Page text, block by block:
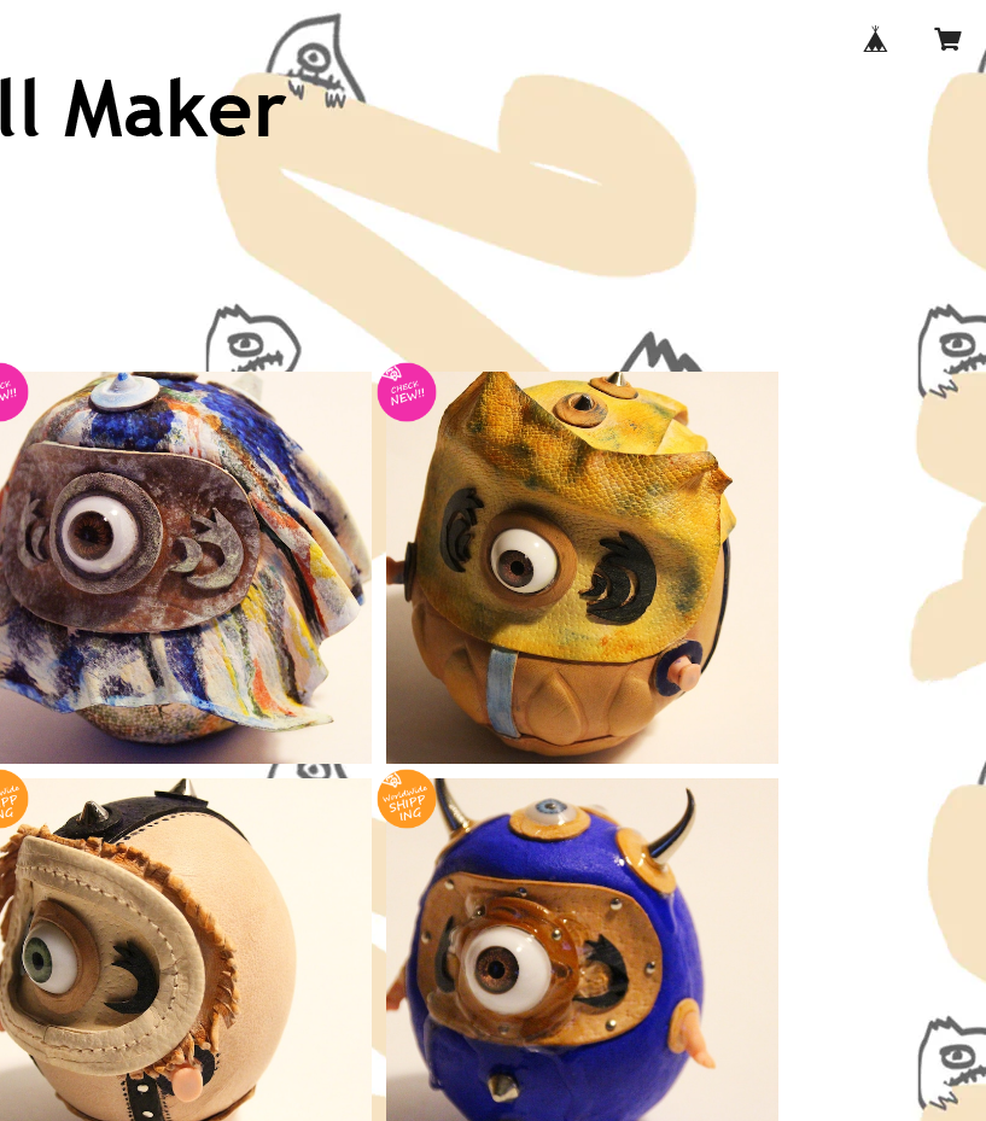
傘 - 鬼 達磨 ≪ 愛でだるま ≫ colorful par
asol （paraffin wax） - ONI Daruma , S
mall size
¥16,500
焔 - 黄鬼 達磨 ≪ 愛でだるま ≫ YellowFla
me - ONI Daruma , Medium size
¥22,000
ライオン - 鬼 達磨 ≪ 愛でだるま ≫ Lion -
ONI Daruma , Small size
¥16,500
涙眼 - 鬼 達磨 ≪ 愛でだるま ≫ TearyEyed
- ONI Daruma , Small size
¥16,500